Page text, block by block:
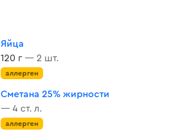
Яйца
120 г — 2 шт.
аллерген
Сметана 25% жирности
— 4 ст. л.
аллерген